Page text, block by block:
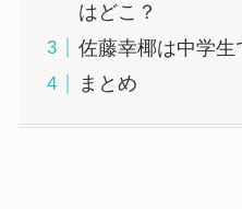
はどこ？
佐藤幸椰は中学生
まとめ